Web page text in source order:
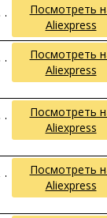
Посмотреть
Aliexpress
Посмотреть
Aliexpress
Посмотреть
Aliexpress
Посмотреть
Aliexpress